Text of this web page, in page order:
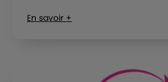
En savoir +